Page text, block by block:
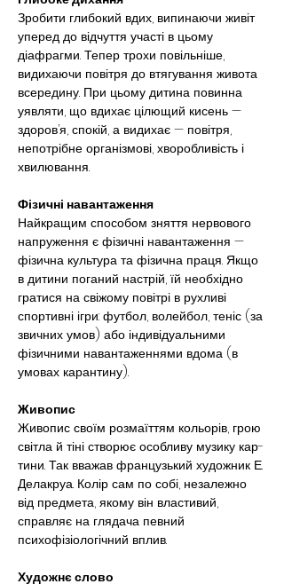
Зробити глибокий вдих, випинаючи живіт
уперед до відчуття участі в цьому
діафрагми. Тепер трохи повільніше,
видихаючи повітря до втягування живота
всередину. При цьому дитина повинна
уявляти, що вдихає цілющий кисень —
здоров’я, спокій, а видихає — повітря,
непотрібне організмові, хворобливість і
хвилювання.
Фізичні навантаження
Найкращим способом зняття нервового
напруження є фізичні навантаження —
фізична культура та фізична праця. Якщо
в дитини поганий настрій, їй необхідно
гратися на свіжому повітрі в рухливі
спортивні ігри: футбол, волейбол, теніс (за
звичних умов) або індивідуальними
фізичними навантаженнями вдома (в
умовах карантину).
Живопис
Живопис своїм розмаїттям кольорів, грою
світла й тіні створює особливу музику кар­
тини. Так вважав французький художник Е.
Делакруа. Колір сам по собі, незалежно
від предмета, якому він властивий,
справляє на глядача певний
психофізіологічний вплив.
Художнє слово